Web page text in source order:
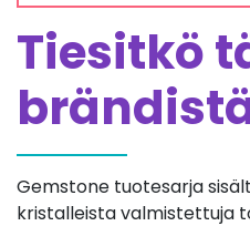
Tiesitkö
Gemstone tuotesarja
kristalleista valmistettuja